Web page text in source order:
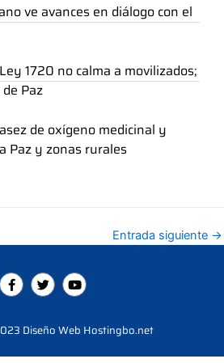
ve avances en diálogo con el
1720 no calma a movilizados;
Paz
de oxígeno medicinal y
Paz y zonas rurales
Entrada siguiente →
F
a
b
o
T
w
t
e
Y
o
u
b
Diseño Web Hostingbo.net